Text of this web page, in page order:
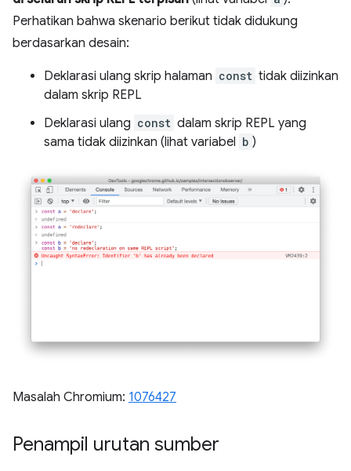
Perhatikan bahwa skenario berikut tidak didukung
berdasarkan desain:
Deklarasi ulang skrip halaman const tidak diizinkan
dalam skrip REPL
Deklarasi ulang const dalam skrip REPL yang
sama tidak diizinkan (lihat variabel b )
Masalah Chromium: 1076427
Penampil urutan sumber